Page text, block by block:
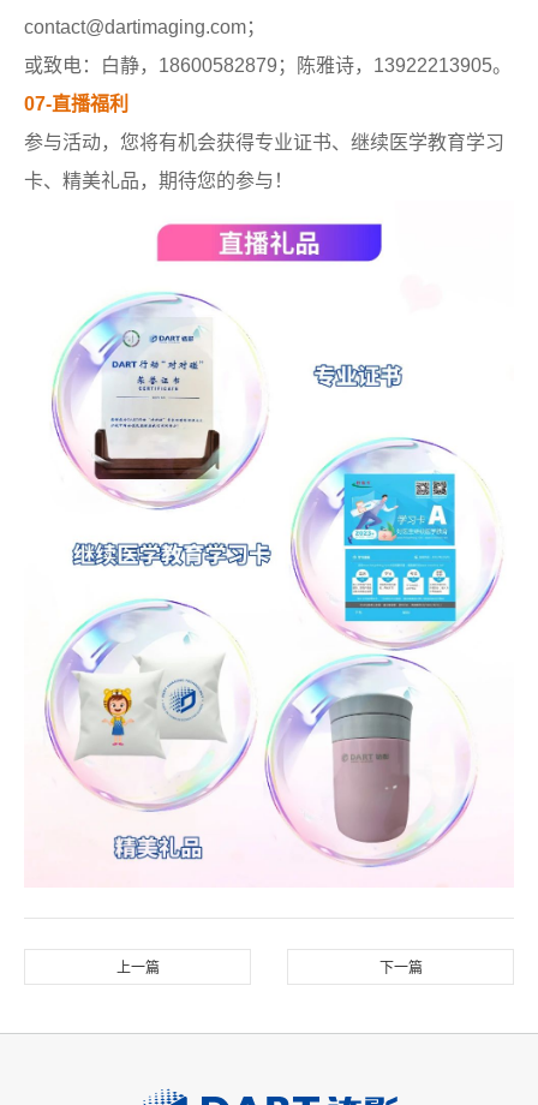
contact@dartimaging.com；
或致电：白静，18600582879；陈雅诗，13922213905。
07-直播福利
参与活动，您将有机会获得专业证书、继续医学教育学习
卡、精美礼品，期待您的参与！
上一篇 下一篇